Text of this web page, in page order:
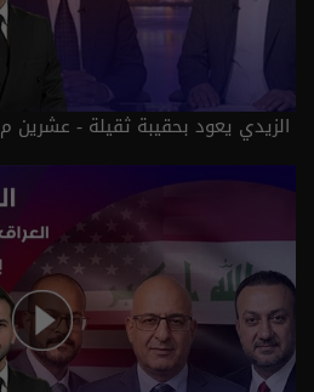
الزيدي يعود بحقيبة ثقيلة - عشرين م٥ - الحلقة ٤٩ | الموسم 5